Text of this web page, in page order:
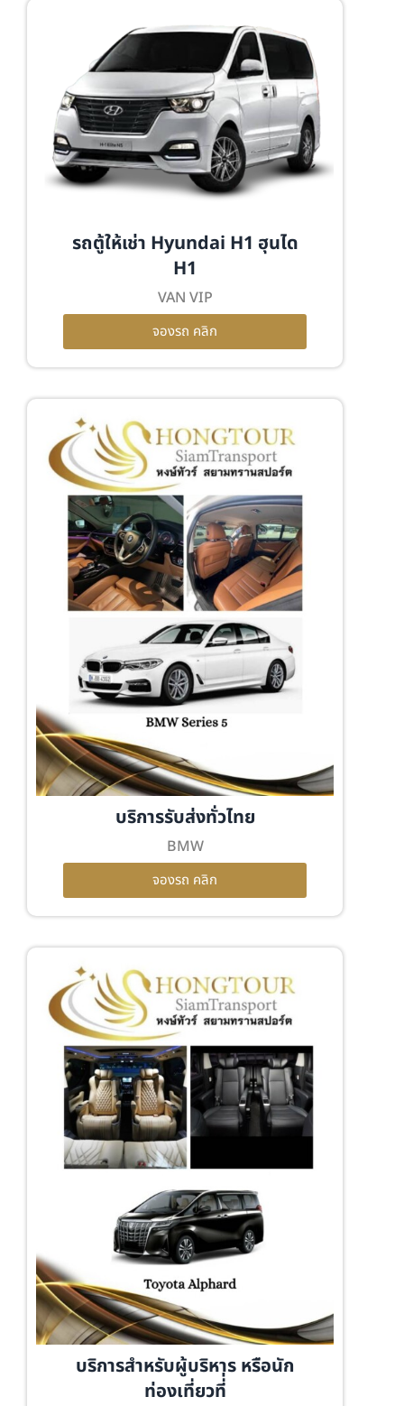
รถตู้ให้เช่า Hyundai H1 ฮุนได
H1
VAN VIP
จองรถ คลิก
บริการรับส่งทั่วไทย
BMW
จองรถ คลิก
บริการสำหรับผู้บริหาร หรือนัก
ท่องเที่ยวที่่